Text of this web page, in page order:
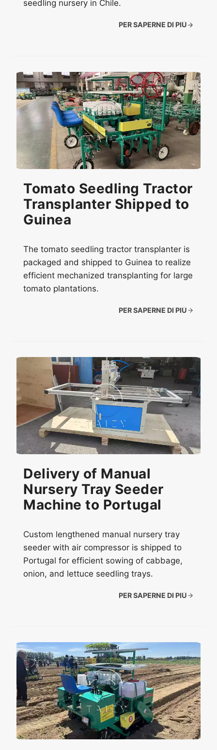
seedling nursery in Chile.
PER SAPERNE DI PIÙ
Tomato Seedling Tractor
Transplanter Shipped to
Guinea
The tomato seedling tractor transplanter is
packaged and shipped to Guinea to realize
efficient mechanized transplanting for large
tomato plantations.
PER SAPERNE DI PIÙ
Delivery of Manual
Nursery Tray Seeder
Machine to Portugal
Custom lengthened manual nursery tray
seeder with air compressor is shipped to
Portugal for efficient sowing of cabbage,
onion, and lettuce seedling trays.
PER SAPERNE DI PIÙ